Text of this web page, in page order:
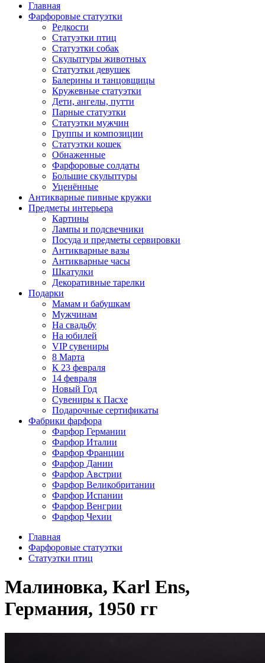
Главная
Фарфоровые статуэтки
Редкости
Cтатуэтки птиц
Cтатуэтки собак
Скульптуры животных
Статуэтки девушек
Балерины и танцовщицы
Кружевные статуэтки
Дети, ангелы, путти
Парные статуэтки
Статуэтки мужчин
Группы и композиции
Статуэтки кошек
Обнаженные
Фарфоровые солдаты
Большие скульптуры
Уценённые
Антикварные пивные кружки
Предметы интерьера
Картины
Лампы и подсвечники
Посуда и предметы сервировки
Антикварные вазы
Антикварные часы
Шкатулки
Декоративные тарелки
Подарки
Мамам и бабушкам
Мужчинам
На свадьбу
На юбилей
VIP сувениры
8 Марта
К 23 февраля
14 февраля
Новый Год
Сувениры к Пасхе
Подарочные сертификаты
Фабрики фарфора
Фарфор Германии
Фарфор Италии
Фарфор Франции
Фарфор Дании
Фарфор Австрии
Фарфор Великобритании
Фарфор Испании
Фарфор Венгрии
Фарфор Чехии
Главная
Фарфоровые статуэтки
Cтатуэтки птиц
Малиновка, Karl Ens,
Германия, 1950 гг